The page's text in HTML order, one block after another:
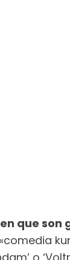
que son